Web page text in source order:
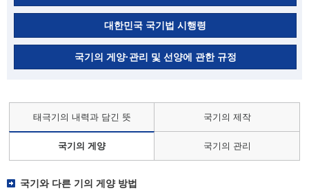
대한민국 국기법 시행령
국기의 게양·관리 및 선양에 관한 규정
태극기의 내력과 담긴 뜻 국기의 제작
국기의 게양 국기의 관리
국기와 다른 기의 게양 방법